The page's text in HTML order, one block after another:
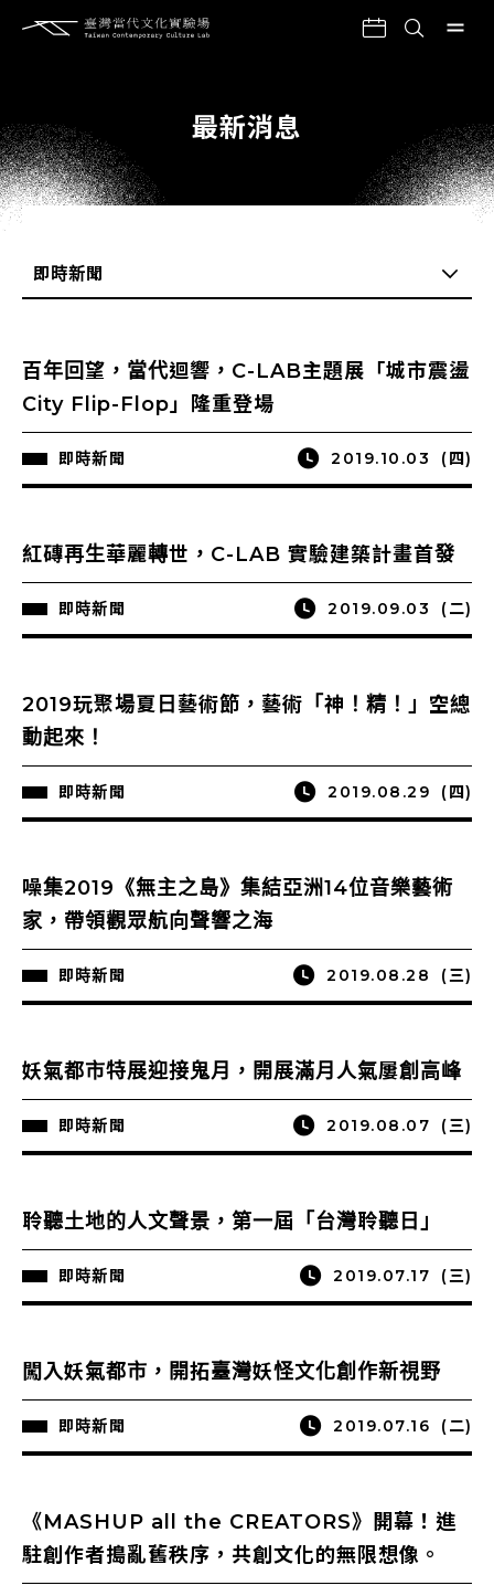
最新消息
即時新聞
一般公告
百年回望，當代迴響，C-LAB主題展「城市震盪
City Flip-Flop」隆重登場
即時新聞 2019.10.03 (四)
紅磚再生華麗轉世，C-LAB 實驗建築計畫首發
即時新聞 2019.09.03 (二)
2019玩聚場夏日藝術節，藝術「神！精！」空總
動起來！
即時新聞 2019.08.29 (四)
噪集2019《無主之島》集結亞洲14位音樂藝術
家，帶領觀眾航向聲響之海
即時新聞 2019.08.28 (三)
妖氣都市特展迎接鬼月，開展滿月人氣屢創高峰
即時新聞 2019.08.07 (三)
聆聽土地的人文聲景，第一屆「台灣聆聽日」
即時新聞 2019.07.17 (三)
闖入妖氣都市，開拓臺灣妖怪文化創作新視野
即時新聞 2019.07.16 (二)
《MASHUP all the CREATORS》開幕！進
駐創作者搗亂舊秩序，共創文化的無限想像。